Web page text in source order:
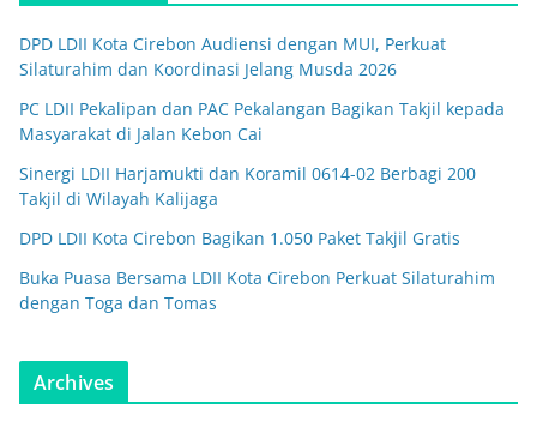
DPD LDII Kota Cirebon Audiensi dengan MUI, Perkuat
Silaturahim dan Koordinasi Jelang Musda 2026
PC LDII Pekalipan dan PAC Pekalangan Bagikan Takjil kepada
Masyarakat di Jalan Kebon Cai
Sinergi LDII Harjamukti dan Koramil 0614-02 Berbagi 200
Takjil di Wilayah Kalijaga
DPD LDII Kota Cirebon Bagikan 1.050 Paket Takjil Gratis
Buka Puasa Bersama LDII Kota Cirebon Perkuat Silaturahim
dengan Toga dan Tomas
Archives